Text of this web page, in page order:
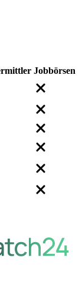
Jobbörsen